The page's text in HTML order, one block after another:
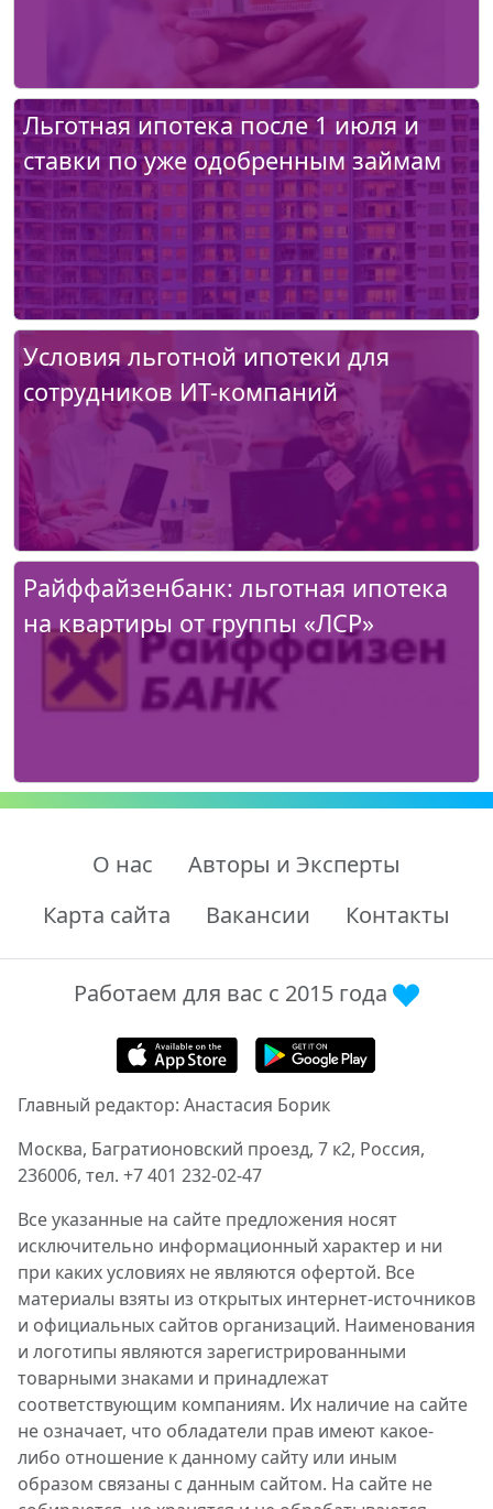
Льготная ипотека после 1 июля и
ставки по уже одобренным займам
Условия льготной ипотеки для
сотрудников ИТ-компаний
Райффайзенбанк: льготная ипотека
на квартиры от группы «ЛСР»
О нас
Авторы и Эксперты
Карта сайта
Вакансии Контакты
Работаем для вас с 2015 года
Главный редактор: Анастасия Борик
Москва, Багратионовский проезд, 7 к2, Россия,
236006, тел. +7 401 232-02-47
Все указанные на сайте предложения носят
исключительно информационный характер и ни
при каких условиях не являются офертой. Все
материалы взяты из открытых интернет-источников
и официальных сайтов организаций. Наименования
и логотипы являются зарегистрированными
товарными знаками и принадлежат
соответствующим компаниям. Их наличие на сайте
не означает, что обладатели прав имеют какое-
либо отношение к данному сайту или иным
образом связаны с данным сайтом. На сайте не